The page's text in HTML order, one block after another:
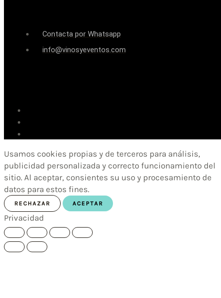
Contacta por Whatsapp
info@vinosyeventos.com
Usamos cookies propias y de terceros para análisis,
publicidad personalizada y correcto funcionamiento del
sitio. Al aceptar, consientes su uso y procesamiento de
datos para estos fines.
RECHAZAR ACEPTAR
Privacidad